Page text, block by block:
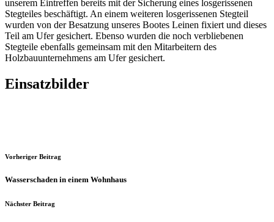
unserem Eintreffen bereits mit der Sicherung eines losgerissenen
Stegteiles beschäftigt. An einem weiteren losgerissenen Stegteil
wurden von der Besatzung unseres Bootes Leinen fixiert und dieses
Teil am Ufer gesichert. Ebenso wurden die noch verbliebenen
Stegteile ebenfalls gemeinsam mit den Mitarbeitern des
Holzbauunternehmens am Ufer gesichert.
Einsatzbilder
Vorheriger Beitrag
Wasserschaden in einem Wohnhaus
Nächster Beitrag